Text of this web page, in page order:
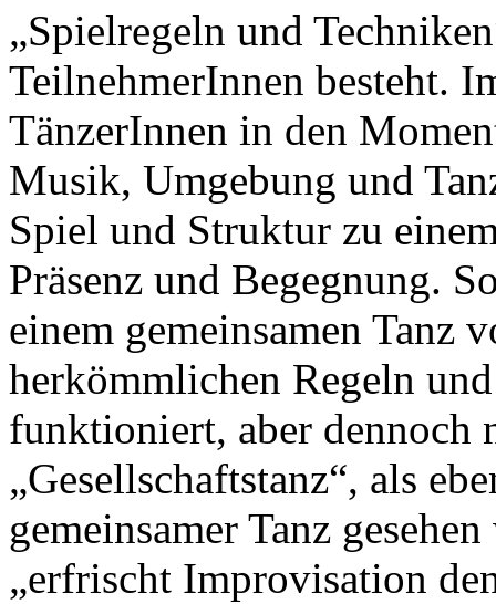
„Spielregeln und
TeilnehmerInnen besteht.
TänzerInnen in den
Musik, Umgebung und
Spiel und Struktur zu
Präsenz und Begegnung.
einem gemeinsamen Tanz
herkömmlichen Regeln
funktioniert, aber dennoch
„Gesellschaftstanz“, als
gemeinsamer Tanz
„erfrischt Improvisation